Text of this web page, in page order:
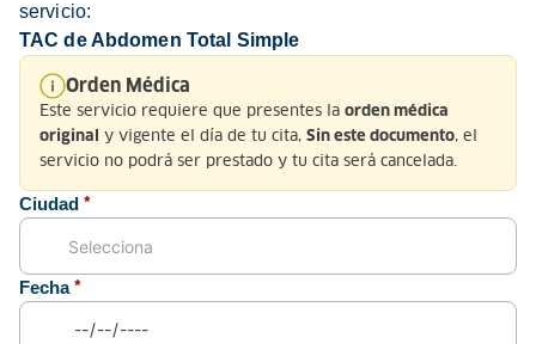
servicio:
TAC de Abdomen Total Simple
Orden Médica
Este servicio requiere que presentes la orden médica
original
y vigente el día de tu cita, Sin este documento, el
servicio no podrá ser prestado y tu cita será cancelada.
Ciudad *
Fecha *
Servicio al Cliente
Normatividad